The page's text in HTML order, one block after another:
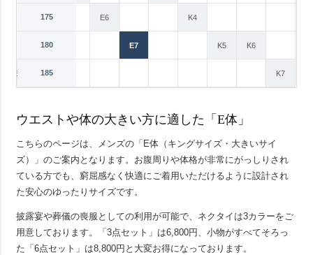
175 E6 K4
180 E7 K5 K6
185
BB8 K7
ウエストや体の大きい方に適した「E体」
こちらのページは、メンズの「E体（キングサイズ・大きいサイ
ズ）」のご案内となります。お腹周りや体格が非常にがっしりされ
ている方でも、窮屈感なく快適にご着用いただけるように設計され
た安心のゆったりサイズです。
披露宴や葬儀の喪服としての利用が可能で、ネクタイは3カラーをご
用意しております。「3点セット」は6,800円、小物がすべてそろっ
た「6点セット」は8,800円と大変お得になっております。